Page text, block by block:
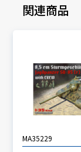
関連商品
MA35229